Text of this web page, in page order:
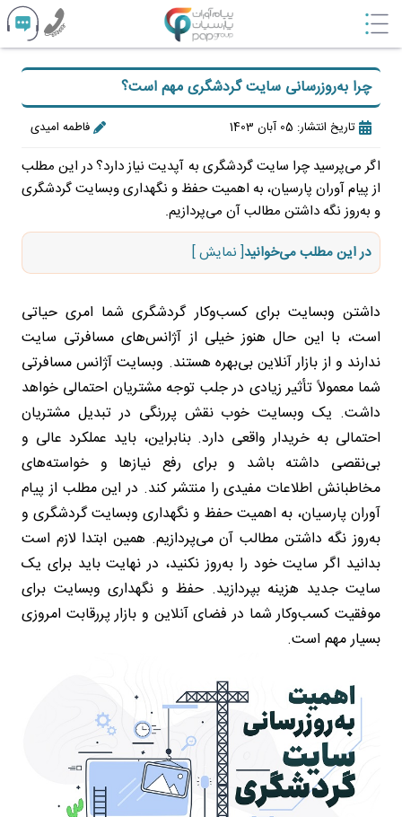
چرا به‌روزرسانی سایت گردشگری مهم است؟
تاریخ انتشار: 05 آبان 1403 فاطمه امیدی
اگر می‌پرسید چرا سایت گردشگری به آپدیت نیاز دارد؟ در این مطلب
از پیام آوران پارسیان، به اهمیت حفظ و نگهداری وبسایت گردشگری
و به‌روز نگه داشتن مطالب آن می‌پردازیم.
در این مطلب می‌خوانید[ نمایش ]
داشتن وبسایت برای کسب‌وکار گردشگری شما امری حیاتی
است، با این حال هنوز خیلی از آژانس‌های مسافرتی سایت
ندارند و از بازار آنلاین بی‌بهره هستند. وبسایت آژانس مسافرتی
شما معمولاً تأثیر زیادی در جلب توجه مشتریان احتمالی خواهد
داشت. یک وبسایت خوب نقش پررنگی در تبدیل مشتریان
احتمالی به خریدار واقعی دارد. بنابراین، باید عملکرد عالی و
بی‌نقصی داشته باشد و برای رفع نیازها و خواسته‌های
مخاطبانش اطلاعات مفیدی را منتشر کند. در این مطلب از پیام
آوران پارسیان، به اهمیت حفظ و نگهداری وبسایت گردشگری و
به‌روز نگه داشتن مطالب آن می‌پردازیم. همین ابتدا لازم است
بدانید اگر سایت خود را به‌روز نکنید، در نهایت باید برای یک
سایت جدید هزینه بپردازید. حفظ و نگهداری وبسایت برای
موفقیت کسب‌وکار شما در فضای آنلاین و بازار پررقابت امروزی
بسیار مهم است.